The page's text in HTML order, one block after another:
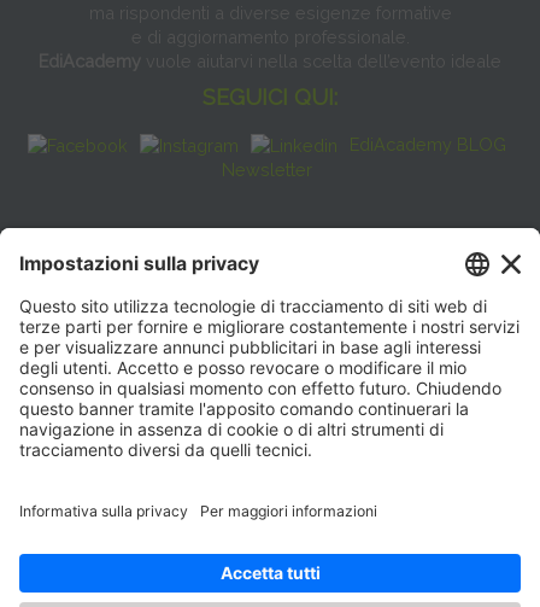
ma rispondenti a diverse esigenze formative
e di aggiornamento professionale.
EdiAcademy vuole aiutarvi nella scelta dell’evento ideale
SEGUICI QUI:
EdiAcademy BLOG
Newsletter
FAQ
CONTATTI
EdiAcademy
Sede operativa: V.le E. Forlanini, 21 - 20134, Milano
(+39)0270211274
E-mail:formazione@eenet.it
Sede legale: V.le E. Forlanini, 21 - 20134, Milano
ORARI SEGRETERIA
Lunedì—Giovedì: 08:30–17:30
Venerdì: 08:30–16:00